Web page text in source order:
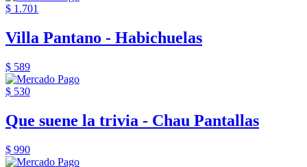
$ 1.701
Villa Pantano - Habichuelas
$ 589
$ 530
Que suene la trivia - Chau Pantallas
$ 990